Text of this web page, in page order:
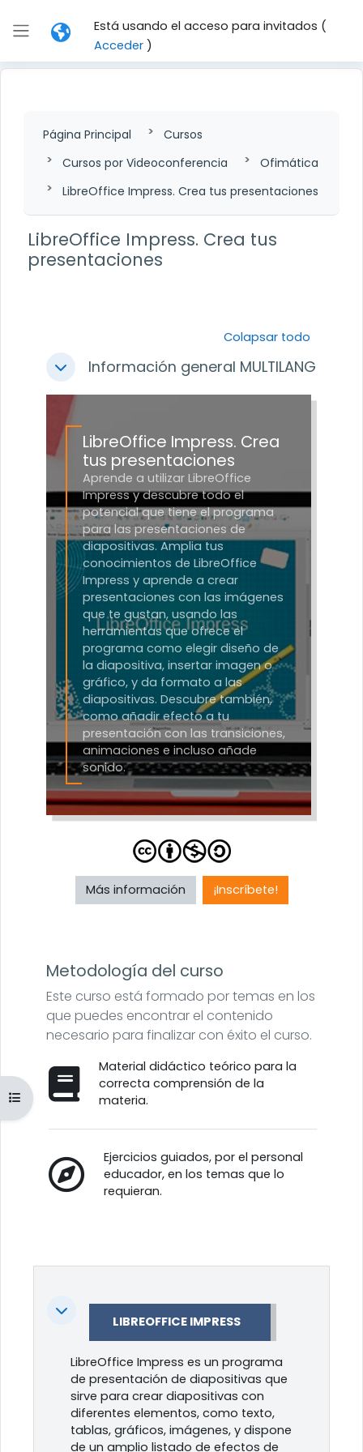
Panel lateral
Está usando el acceso para invitados (
Acceder)
Abrir índice del curso
Página Principal
Cursos
Cursos por Videoconferencia
Ofimática
LibreOffice Impress. Crea tus presentaciones
LibreOffice Impress. Crea tus
presentaciones
ColapsarInformación general MULTILANG
Colapsar todo
LibreOffice Impress. Crea
tus presentaciones
Aprende a utilizar LibreOffice
Impress y descubre todo el
potencial que tiene el programa
para las presentaciones de
diapositivas. Amplia tus
conocimientos de LibreOffice
Impress y aprende a crear
presentaciones con las imágenes
que te gustan, usando las
herramientas que ofrece el
programa como elegir diseño de
la diapositiva, insertar imagen o
gráfico, y da formato a las
diapositivas. Descubre también,
como añadir efecto a tu
presentación con las transiciones,
animaciones e incluso añade
sonido.
Más información ¡Inscríbete!
Metodología del curso
Este curso está formado por temas en los
que puedes encontrar el contenido
necesario para finalizar con éxito el curso.
Material didáctico teórico para la
correcta comprensión de la
materia.
Ejercicios guiados, por el personal
educador, en los temas que lo
requieran.
Colapsar LIBREOFFICE IMPRESS
LibreOffice Impress es un programa
de presentación de diapositivas que
sirve para crear diapositivas con
diferentes elementos, como texto,
tablas, gráficos, imágenes, y dispone
de un amplio listado de efectos de